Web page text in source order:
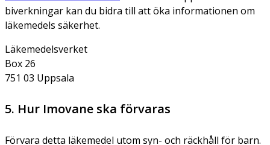
biverkningar kan du bidra till att öka informationen om
läkemedels säkerhet.
Läkemedelsverket
Box 26
751 03 Uppsala
5. Hur Imovane ska förvaras
Förvara detta läkemedel utom syn- och räckhåll för barn.